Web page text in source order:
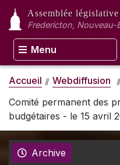
Assemblée législative
Fredericton, Nouveau-
Menu
Accueil
Webdiffusion
Comité permanent des
budgétaires - le 15 avril
Archive